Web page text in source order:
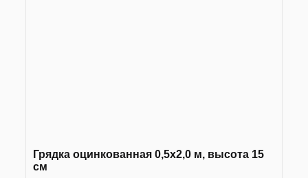
Грядка оцинкованная 0,5х2,0 м, высота 15
см